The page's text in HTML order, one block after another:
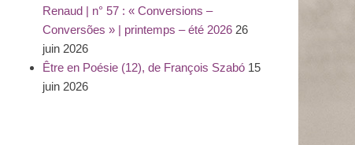
Renaud | n° 57 : « Conversions –
Conversões » | printemps – été 2026 26
juin 2026
Être en Poésie (12), de François Szabó 15
juin 2026